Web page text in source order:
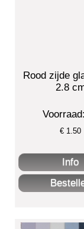
Rood zijde
2.8
Voorraad:
€ 1.50